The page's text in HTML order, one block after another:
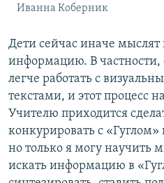
Иванна Коберник
Дети сейчас иначе
информацию. В
легче работать с
текстами, и этот процесс
Учителю приходится
конкурировать с
но только я могу научить
искать информацию в